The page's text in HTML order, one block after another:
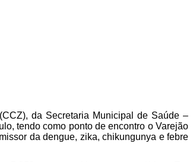
da Secretaria Municipal de Saúde –
tendo como ponto de encontro o Varejão
da dengue, zika, chikungunya e febre